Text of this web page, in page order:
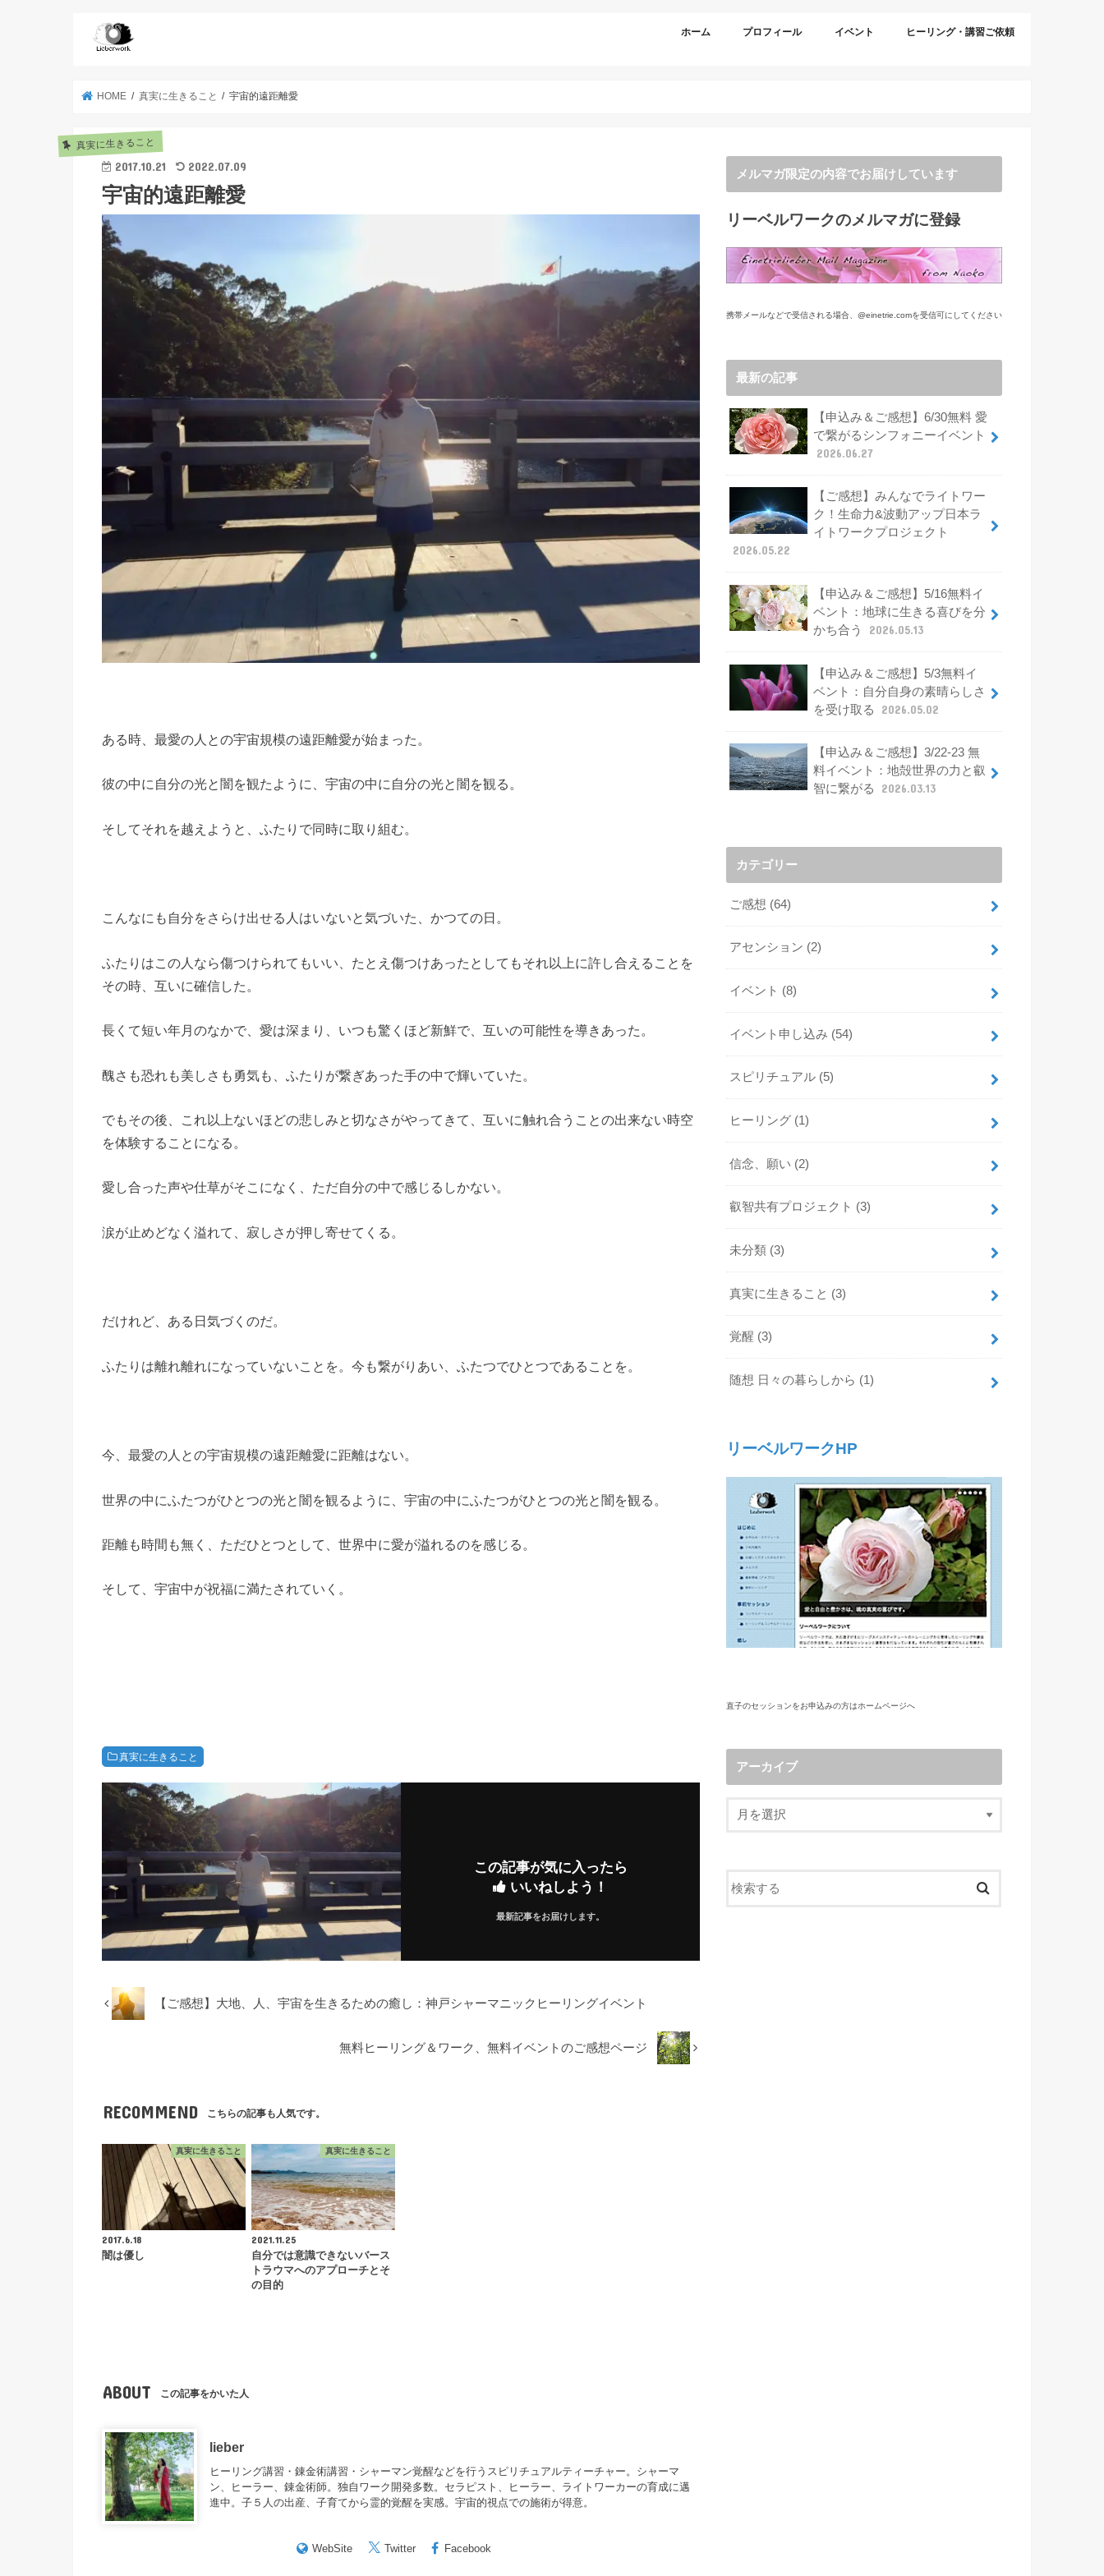
ホーム プロフィール イベント ヒーリング・講習ご依頼
HOME 真実に生きること 宇宙的遠距離愛
真実に生きること
2017.10.21 2022.07.09
宇宙的遠距離愛
ある時、最愛の人との宇宙規模の遠距離愛が始まった。
彼の中に自分の光と闇を観たように、宇宙の中に自分の光と闇を観る。
そしてそれを越えようと、ふたりで同時に取り組む。
こんなにも自分をさらけ出せる人はいないと気づいた、かつての日。
ふたりはこの人なら傷つけられてもいい、たとえ傷つけあったとしてもそれ以上に許し合えることを
その時、互いに確信した。
長くて短い年月のなかで、愛は深まり、いつも驚くほど新鮮で、互いの可能性を導きあった。
醜さも恐れも美しさも勇気も、ふたりが繋ぎあった手の中で輝いていた。
でもその後、これ以上ないほどの悲しみと切なさがやってきて、互いに触れ合うことの出来ない時空
を体験することになる。
愛し合った声や仕草がそこになく、ただ自分の中で感じるしかない。
涙が止めどなく溢れて、寂しさが押し寄せてくる。
だけれど、ある日気づくのだ。
ふたりは離れ離れになっていないことを。今も繋がりあい、ふたつでひとつであることを。
今、最愛の人との宇宙規模の遠距離愛に距離はない。
世界の中にふたつがひとつの光と闇を観るように、宇宙の中にふたつがひとつの光と闇を観る。
距離も時間も無く、ただひとつとして、世界中に愛が溢れるのを感じる。
そして、宇宙中が祝福に満たされていく。
真実に生きること
この記事が気に入ったら
いいねしよう！
最新記事をお届けします。
【ご感想】大地、人、宇宙を生きるための癒し：神戸シャーマニックヒーリングイベント
無料ヒーリング＆ワーク、無料イベントのご感想ページ
RECOMMEND こちらの記事も人気です。
真実に生きること
2017.6.18
闇は優し
真実に生きること
2021.11.25
自分では意識できないバース
トラウマへのアプローチとそ
の目的
ABOUT この記事をかいた人
lieber
ヒーリング講習・錬金術講習・シャーマン覚醒などを行うスピリチュアルティーチャー。シャーマ
ン、ヒーラー、錬金術師。独自ワーク開発多数。セラピスト、ヒーラー、ライトワーカーの育成に邁
進中。子５人の出産、子育てから霊的覚醒を実感。宇宙的視点での施術が得意。
WebSite Twitter Facebook
メルマガ限定の内容でお届けしています
リーベルワークのメルマガに登録
携帯メールなどで受信される場合、@einetrie.comを受信可にしてください
最新の記事
【申込み＆ご感想】6/30無料 愛
で繋がるシンフォニーイベント
2026.06.27
【ご感想】みんなでライトワー
ク！生命力&波動アップ日本ラ
イトワークプロジェクト
2026.05.22
【申込み＆ご感想】5/16無料イ
ベント：地球に生きる喜びを分
かち合う
2026.05.13
【申込み＆ご感想】5/3無料イ
ベント：自分自身の素晴らしさ
を受け取る
2026.05.02
【申込み＆ご感想】3/22-23 無
料イベント：地殻世界の力と叡
智に繋がる
2026.03.13
カテゴリー
ご感想 (64)
アセンション (2)
イベント (8)
イベント申し込み (54)
スピリチュアル (5)
ヒーリング (1)
信念、願い (2)
叡智共有プロジェクト (3)
未分類 (3)
真実に生きること (3)
覚醒 (3)
随想 日々の暮らしから (1)
リーベルワークHP
直子のセッションをお申込みの方はホームページへ
アーカイブ